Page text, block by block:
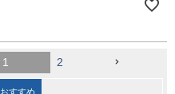
おすすめ
1 2